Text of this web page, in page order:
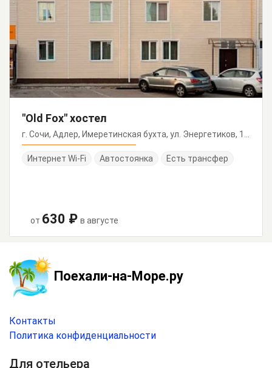
"Old Fox" хостел
Интернет Wi-Fi Автостоянка Есть трансфер
от 630 ₽ в августе
Поехали-на-Море.ру
Контакты
Политика конфиденциальности
Для отельера